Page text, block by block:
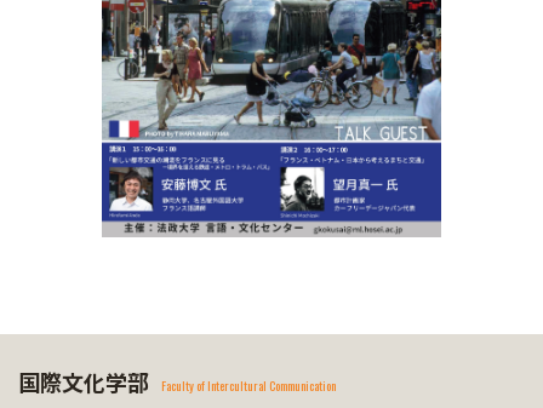
国際文化学部 Faculty of Intercultural Communication